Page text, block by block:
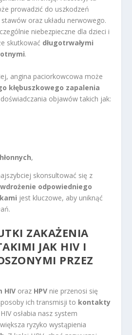
prowadzić do uszkodzeń
oraz układu nerwowego.
niebezpieczne dla dzieci i
skutkować długotrwałymi
.
angina paciorkowcowa może
kłębuszkowego zapalenia
objawów takich jak:
,
skonsultować się z
odpowiedniego
jest kluczowe, aby uniknąć
ZAKAŻENIA
JAK HIV I
PRZEZ
HIV oraz HPV nie przenosi się
ich transmisji to kontakty
osłabia nasz system
ryzyko wystąpienia